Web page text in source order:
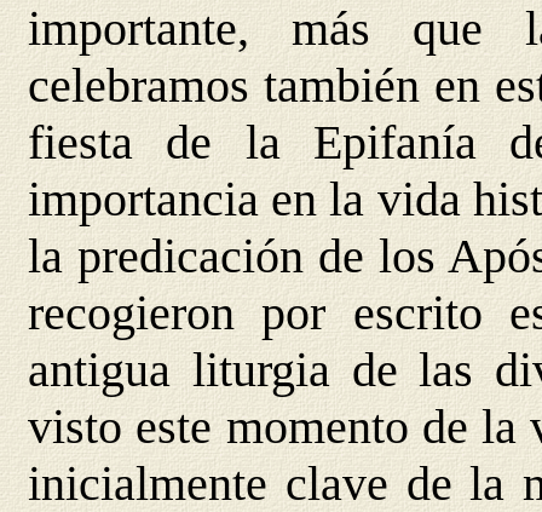
importante, más
celebramos también en
fiesta de la Epifanía
importancia en la vida
la predicación de los
recogieron por escrito
antigua liturgia de las
visto este momento de la
inicialmente clave de la